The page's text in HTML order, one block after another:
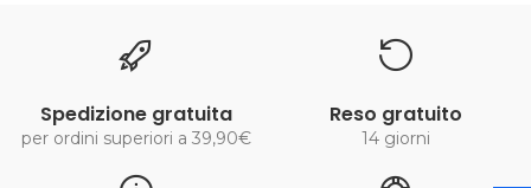
Spedizione gratuita
per ordini superiori a 39,90€
Reso gratuito
14 giorni